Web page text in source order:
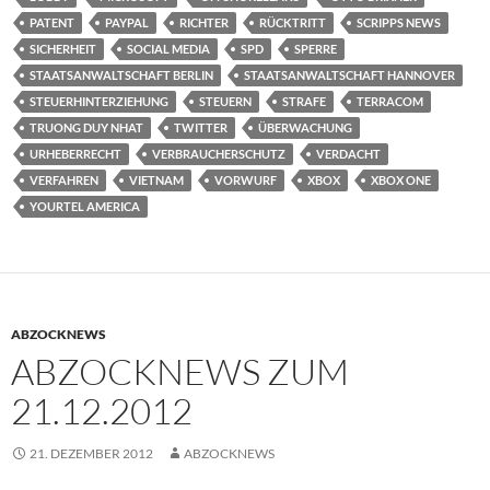
PATENT
PAYPAL RICHTER RÜCKTRITT
SCRIPPS NEWS
SICHERHEIT
SOCIAL MEDIA SPD
SPERRE
STAATSANWALTSCHAFT BERLIN
STAATSANWALTSCHAFT HANNOVER
STEUERHINTERZIEHUNG
STEUERN STRAFE
TERRACOM
TRUONG DUY NHAT
TWITTER
ÜBERWACHUNG
URHEBERRECHT
VERBRAUCHERSCHUTZ
VERDACHT
VERFAHREN
VIETNAM VORWURF XBOX
XBOX ONE
YOURTEL AMERICA
ABZOCKNEWS
ABZOCKNEWS ZUM
21.12.2012
21. DEZEMBER 2012 ABZOCKNEWS